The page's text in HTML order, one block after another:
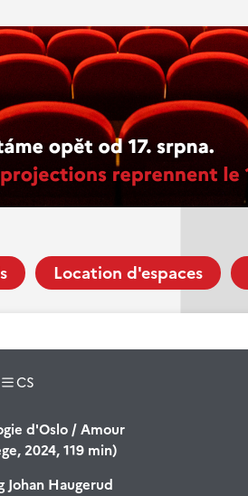
Location d'espaces
CS
d'Oslo / Amour
2024, 119 min)
Johan Haugerud